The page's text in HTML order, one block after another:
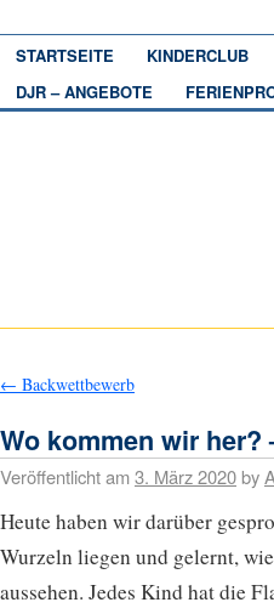
STARTSEITE KINDERCLUB
DJR – ANGEBOTE
← Backwettbewerb
Wo kommen wir her?
Veröffentlicht am3. März 2020by
Heute haben wir darüber
Wurzeln liegen und gelernt,
aussehen. Jedes Kind hat die